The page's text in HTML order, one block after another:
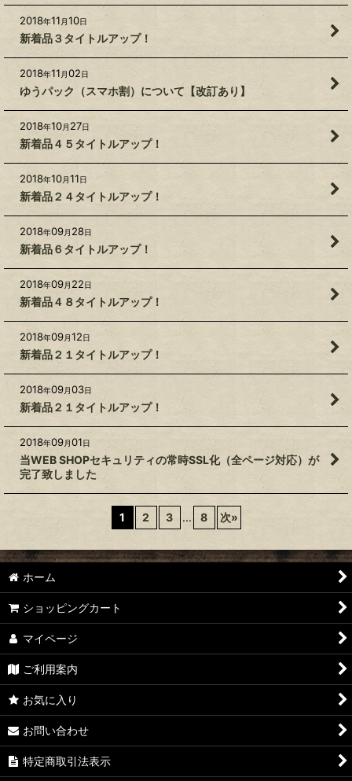
2018年11 月10日
新着品３タイトルアップ！
2018年11 月02日
ゆうパック（スマホ割）について【改訂あり】
2018年10月 27日
新着品４５タイトルアップ！
2018年10月11日
新着品２４タイトルアップ！
2018年09月 28日
新着品６タイトルアップ！
2018年09月 22日
新着品４８タイトルアップ！
2018年09月12日
新着品２１タイトルアップ！
2018年09月03日
新着品２１タイトルアップ！
2018年09月01日
当WEB SHOPセキュリティの常時SSL化（全ページ対応）が
完了致しました
1 2 3 ... 8 次»
ホーム
ショッピングカート
マイページ
ご利用案内
お気に入り
お問い合わせ
特定商取引法表示